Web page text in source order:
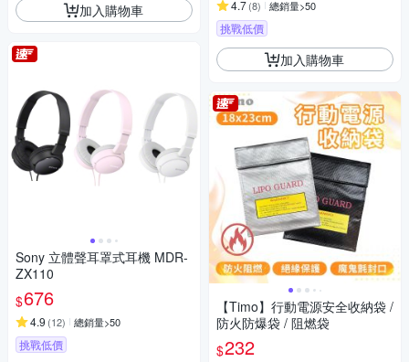
加入購物車
Sony 立體聲耳罩式耳機 MDR-
ZX110
$676
4.9 (12) 總銷量>50
挑戰低價
4.7(8) 總銷量>50
挑戰低價
加入購物車
【Timo】行動電源安全收納袋 /
防火防爆袋 / 阻燃袋
$232